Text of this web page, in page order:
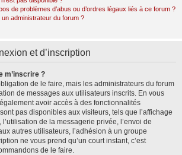
de problèmes d’abus ou d’ordres légaux liés à ce forum ?
administrateur du forum ?
et d’inscription
m’inscrire ?
de le faire, mais les administrateurs du forum
de messages aux utilisateurs inscrits. En vous
avoir accès à des fonctionnalités
pas disponibles aux visiteurs, tels que l’affichage
de la messagerie privée, l’envoi de
autres utilisateurs, l’adhésion à un groupe
ne vous prend qu’un court instant, c’est
de le faire.